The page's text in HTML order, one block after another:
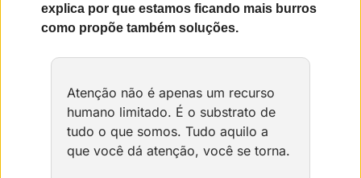
explica por que estamos ficando mais burros
como propõe também soluções.
Atenção não é apenas um recurso
humano limitado. É o substrato de
tudo o que somos. Tudo aquilo a
que você dá atenção, você se torna.